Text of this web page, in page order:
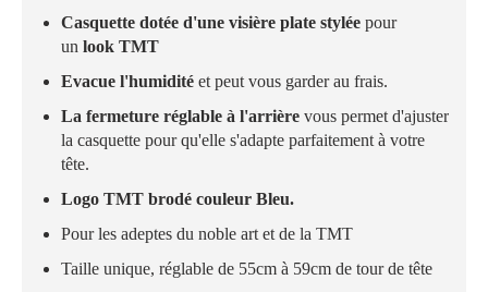
Casquette dotée d'une visière plate stylée pour
un look TMT
Evacue l'humidité et peut vous garder au frais.
La fermeture réglable à l'arrière vous permet d'ajuster
la casquette pour qu'elle s'adapte parfaitement à votre
tête.
Logo TMT brodé couleur Bleu.
Pour les adeptes du noble art et de la TMT
Taille unique, réglable de 55cm à 59cm de tour de tête